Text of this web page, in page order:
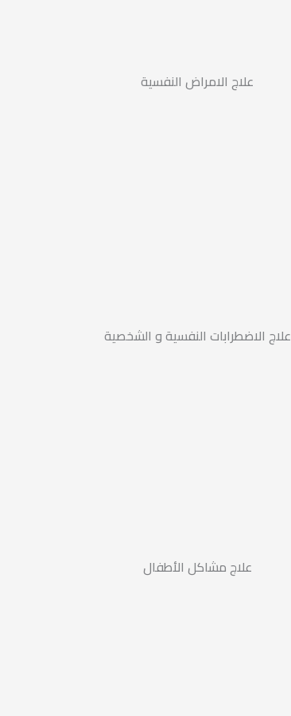
علاج الامراض النفسية
علاج الاضطرابات النفسية و الشخصية
علاج مشاكل الأطفال